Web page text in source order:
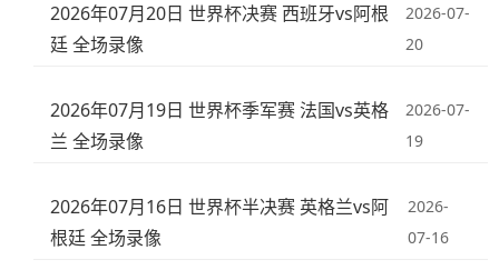
2026年07月20日 世界杯决赛 西班牙vs阿根
廷 全场录像
2026-07-
20
2026年07月19日 世界杯季军赛 法国vs英格
兰 全场录像
2026-07-
19
2026年07月16日 世界杯半决赛 英格兰vs阿
根廷 全场录像
2026-
07-16